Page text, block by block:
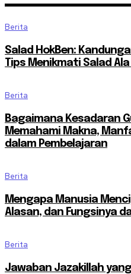
Berita
Salad HokBen:
Tips Menikmati Salad
Berita
Bagaimana Kesadaran
Memahami Makna,
dalam Pembelajaran
Berita
Mengapa Manusia
Alasan, dan Fungsinya
Berita
Jawaban Jazakillah